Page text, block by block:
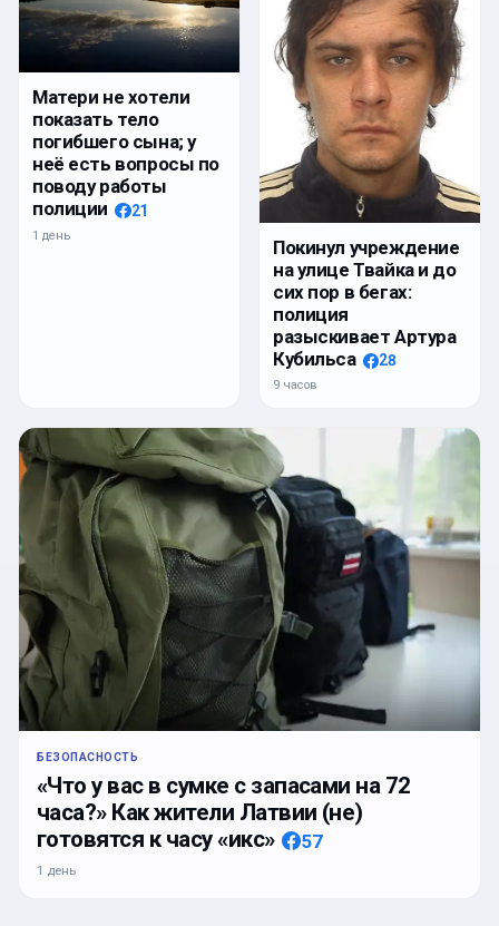
Матери не хотели
показать тело
погибшего сына; у
неё есть вопросы по
поводу работы
полиции
21
1 день
Покинул учреждение
на улице Твайка и до
сих пор в бегах:
полиция
разыскивает Артура
Кубильса
28
9 часов
БЕЗОПАСНОСТЬ
«Что у вас в сумке с запасами на 72
часа?» Как жители Латвии (не)
готовятся к часу «икс»
57
1 день